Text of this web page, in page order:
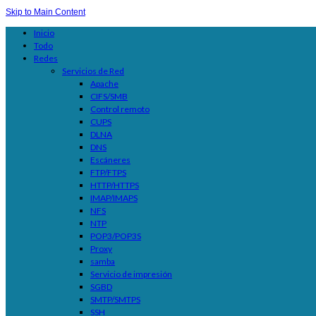
Skip to Main Content
Inicio
Todo
Redes
Servicios de Red
Apache
CIFS/SMB
Control remoto
CUPS
DLNA
DNS
Escáneres
FTP/FTPS
HTTP/HTTPS
IMAP/IMAPS
NFS
NTP
POP3/POP3S
Proxy
samba
Servicio de impresión
SGBD
SMTP/SMTPS
SSH